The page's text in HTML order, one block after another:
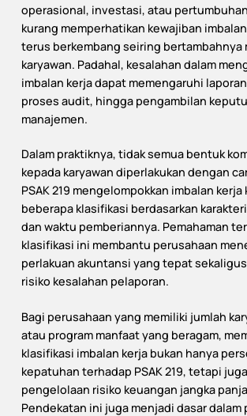
operasional, investasi, atau
kurang memperhatikan kewajiban
terus berkembang seiring bertambahnya
karyawan. Padahal, kesalahan dalam
imbalan kerja dapat memengaruhi
proses audit, hingga pengambilan
manajemen.
Dalam praktiknya, tidak semua bentuk
kepada karyawan diperlakukan dengan
PSAK 219 mengelompokkan imbalan kerja
beberapa klasifikasi berdasarkan
dan waktu pemberiannya. Pemahaman
klasifikasi ini membantu perusahaan
perlakuan akuntansi yang tepat
risiko kesalahan pelaporan.
Bagi perusahaan yang memiliki jumlah
atau program manfaat yang beragam,
klasifikasi imbalan kerja bukan hanya
kepatuhan terhadap PSAK 219, tetapi
pengelolaan risiko keuangan jangka
Pendekatan ini juga menjadi dasar dalam